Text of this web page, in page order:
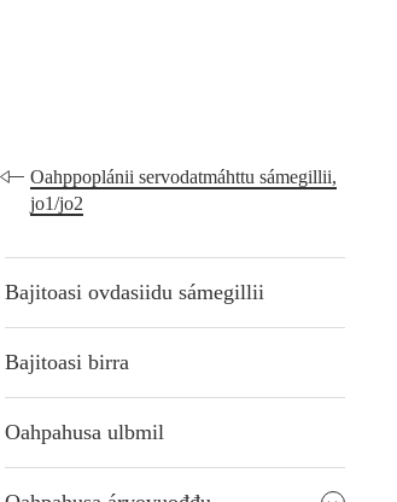
Oahppoplánii servodatmáhttu sámegillii,
jo1/jo2
Bajitoasi ovdasiidu sámegillii
Bajitoasi birra
Oahpahusa ulbmil